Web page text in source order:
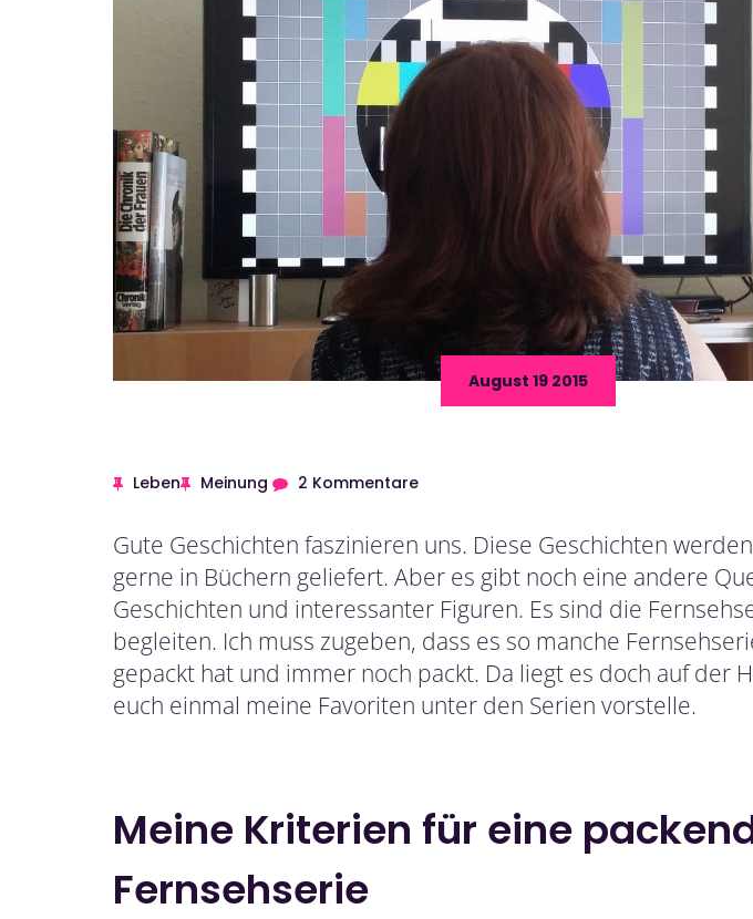
August 19 2015
Leben Meinung 2 Kommentare
Gute Geschichten faszinieren uns. Diese Geschichten
gerne in Büchern geliefert. Aber es gibt noch eine andere
Geschichten und interessanter Figuren. Es sind die
begleiten. Ich muss zugeben, dass es so manche
gepackt hat und immer noch packt. Da liegt es doch auf der
euch einmal meine Favoriten unter den Serien vorstelle.
Meine Kriterien für eine
Fernsehserie